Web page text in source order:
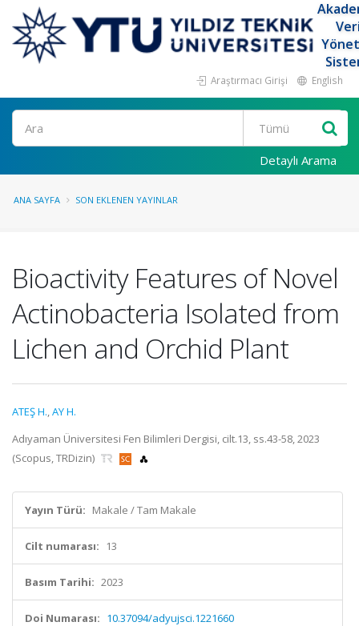
Araştırmacı Girişi English
Ara
Detaylı Arama
ANA SAYFA SON EKLENEN YAYINLAR
Bioactivity Features of Novel
Actinobacteria Isolated from
Lichen and Orchid Plant
ATEŞ H.,AY H.
Adıyaman Üniversitesi Fen Bilimleri Dergisi, cilt.13, ss.43-58, 2023
(Scopus, TRDizin)
Yayın Türü: Makale / Tam Makale
Cilt numarası: 13
Basım Tarihi: 2023
Doi Numarası: 10.37094/adyujsci.1221660